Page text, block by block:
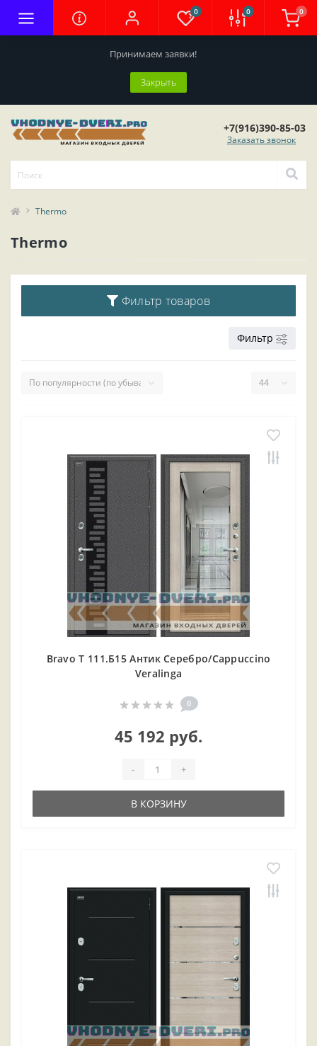
Принимаем заявки!
Закрыть
0 0 0
+7(916)390-85-03
Заказать звонок
Thermo
Thermo
Фильтр товаров
Фильтр
Bravo T 111.Б15 Антик Серебро/Cappuccino
Veralinga
0
45 192 руб.
- +
В КОРЗИНУ